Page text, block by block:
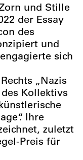
und Stille
der Essay
des
und
sich
„Nazis
Kollektivs
Ihre
zuletzt
Preis für